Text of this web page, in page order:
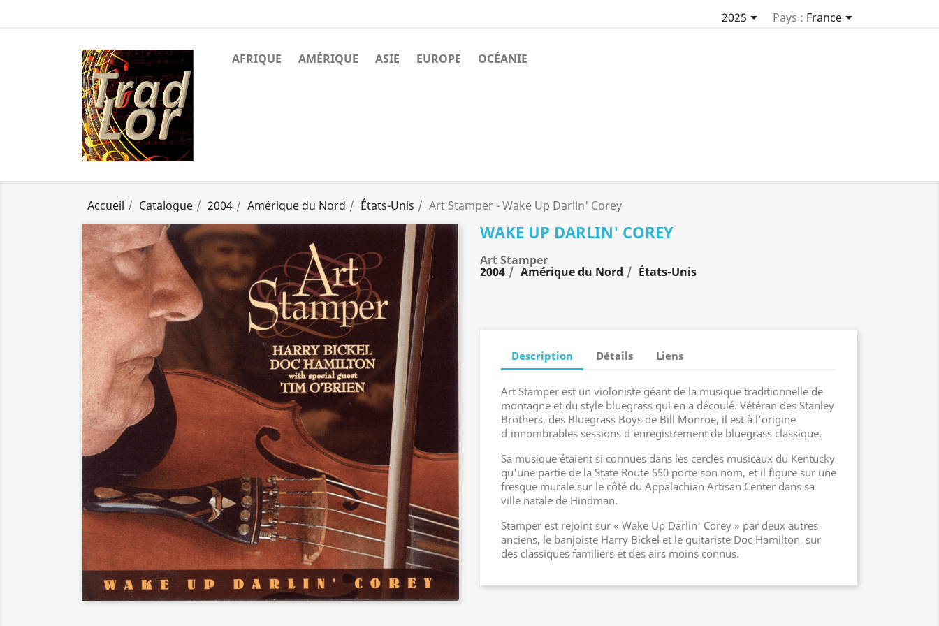
2025 Pays : France
AFRIQUE AMÉRIQUE ASIE EUROPE OCÉANIE
Accueil Catalogue 2004 Amérique du Nord États-Unis Art Stamper - Wake Up Darlin' Corey
WAKE UP DARLIN' COREY
Art Stamper
2004 Amérique du Nord États-Unis
Description Détails Liens
Art Stamper est un violoniste géant de la musique traditionnelle de
montagne et du style bluegrass qui en a découlé. Vétéran des Stanley
Brothers, des Bluegrass Boys de Bill Monroe, il est à l’origine
d'innombrables sessions d'enregistrement de bluegrass classique.
Sa musique étaient si connues dans les cercles musicaux du Kentucky
qu'une partie de la State Route 550 porte son nom, et il figure sur une
fresque murale sur le côté du Appalachian Artisan Center dans sa
ville natale de Hindman.
Stamper est rejoint sur « Wake Up Darlin' Corey » par deux autres
anciens, le banjoiste Harry Bickel et le guitariste Doc Hamilton, sur
des classiques familiers et des airs moins connus.